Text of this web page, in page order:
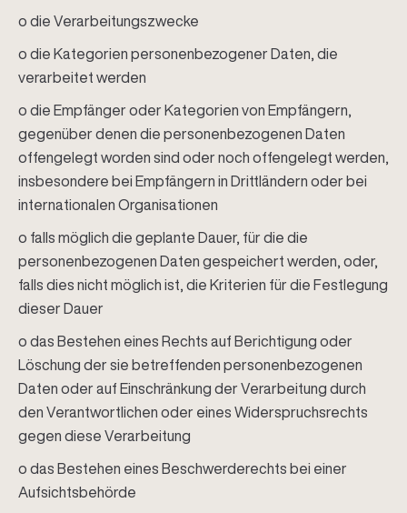
o die Verarbeitungszwecke
o die Kategorien personenbezogener Daten, die
verarbeitet werden
o die Empfänger oder Kategorien von Empfängern,
gegenüber denen die personenbezogenen Daten
offengelegt worden sind oder noch offengelegt werden,
insbesondere bei Empfängern in Drittländern oder bei
internationalen Organisationen
o falls möglich die geplante Dauer, für die die
personenbezogenen Daten gespeichert werden, oder,
falls dies nicht möglich ist, die Kriterien für die Festlegung
dieser Dauer
o das Bestehen eines Rechts auf Berichtigung oder
Löschung der sie betreffenden personenbezogenen
Daten oder auf Einschränkung der Verarbeitung durch
den Verantwortlichen oder eines Widerspruchsrechts
gegen diese Verarbeitung
o das Bestehen eines Beschwerderechts bei einer
Aufsichtsbehörde